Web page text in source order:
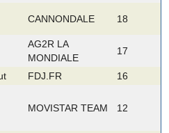
CANNONDALE 18
AG2R LA
MONDIALE
17
FDJ.FR 16
MOVISTAR TEAM 12